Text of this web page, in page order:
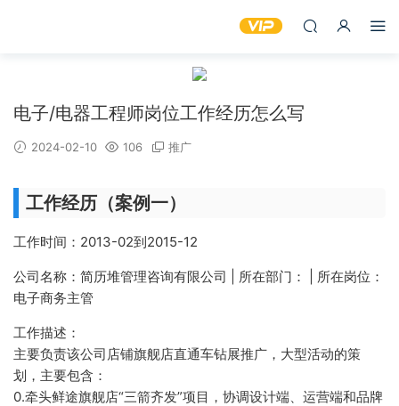
电子/电器工程师岗位工作经历怎么写
2024-02-10 106 推广
工作经历（案例一）
工作时间：2013-02到2015-12
公司名称：简历堆管理咨询有限公司 | 所在部门： | 所在岗位：
电子商务主管
工作描述：
主要负责该公司店铺旗舰店直通车钻展推广，大型活动的策
划，主要包含：
0.牵头鲜途旗舰店“三箭齐发”项目，协调设计端、运营端和品牌